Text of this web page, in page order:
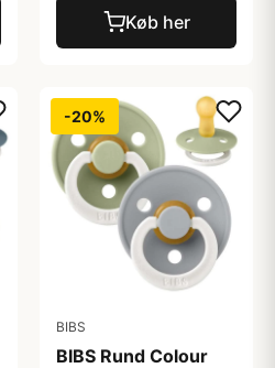
Køb her
-20%
BIBS
BIBS Rund Colour